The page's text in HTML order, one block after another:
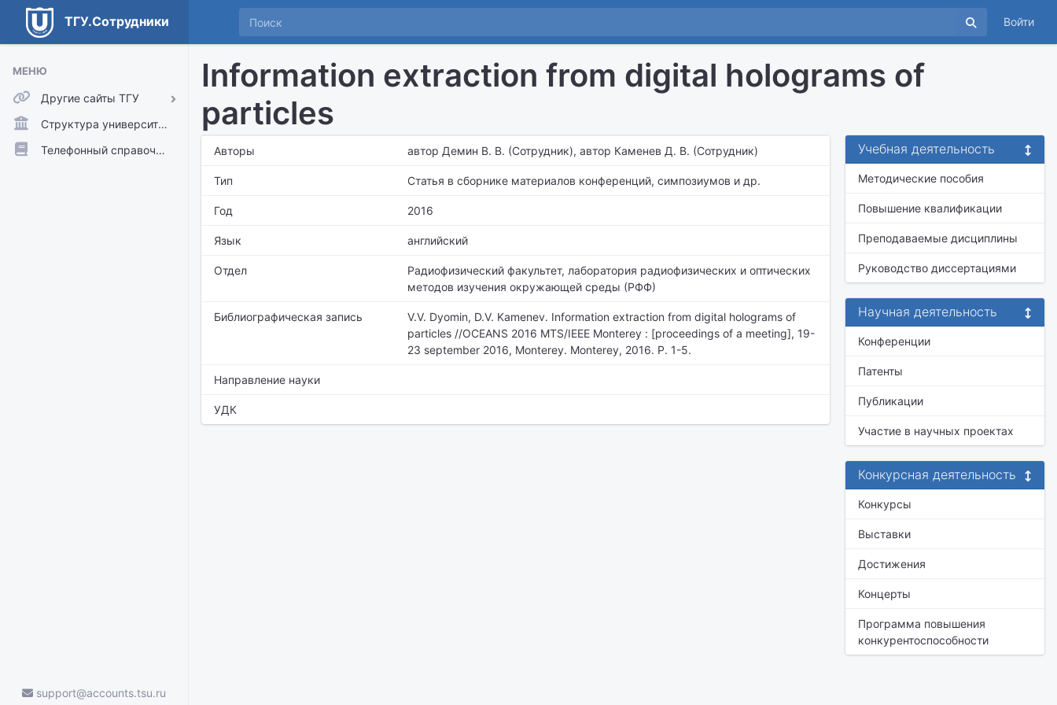
ТГУ.Сотрудники Войти
МЕНЮ
Другие сайты ТГУ
ТГУ.Аккаунты
ТГУ.Расписание
Структура университета
Телефонный справочник
support@accounts.tsu.ru
Information extraction from digital holograms of
particles
Авторы автор Демин В. В. (Сотрудник), автор Каменев Д. В. (Сотрудник)
Тип Статья в сборнике материалов конференций, симпозиумов и др.
Год 2016
Язык английский
Отдел Радиофизический факультет, лаборатория радиофизических и оптических
методов изучения окружающей среды (РФФ)
Библиографическая запись
V.V. Dyomin, D.V. Kamenev. Information extraction from digital holograms of
particles //OCEANS 2016 MTS/IEEE Monterey : [proceedings of a meeting], 19-
23 september 2016, Monterey. Monterey, 2016. P. 1-5.
Направление науки
УДК
Учебная деятельность
Методические пособия
Повышение квалификации
Преподаваемые дисциплины
Руководство диссертациями
Научная деятельность
Конференции
Патенты
Публикации
Участие в научных проектах
Конкурсная деятельность
Конкурсы
Выставки
Достижения
Концерты
Программа повышения
конкурентоспособности